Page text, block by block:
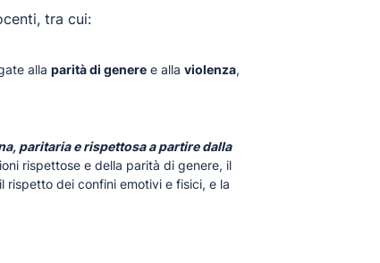
tra cui:
alla parità di genere e alla violenza,
paritaria e rispettosa a partire dalla
rispettose e della parità di genere, il
rispetto dei confini emotivi e fisici, e la